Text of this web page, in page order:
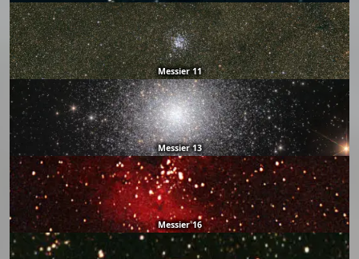
Messier 11
Messier 13
Messier 16